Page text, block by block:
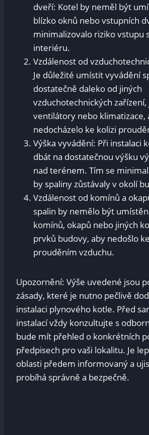
dveří: Kotel by neměl být
blízko oknů nebo vstupních
minimalizovalo riziko vstupu
interiéru.
Vzdálenost od
Je důležité umístit vyvádění
dostatečně daleko od jiných
vzduchotechnických zařízení,
ventilátory nebo klimatizace,
nedocházelo ke kolizi
Výška vyvádění: Při instalaci
dbát na dostatečnou výšku
nad terénem. Tím se
by spaliny zůstávaly v okolí
Vzdálenost od komínů a
spalin by nemělo být
komínů, okapů nebo jiných
prvků budovy, aby nedošlo
prouděním vzduchu.
Upozornění: Výše uvedené jsou
zásady, které je nutno pečlivě
instalaci plynového kotle. Před
instalací vždy konzultujte s
bude mít přehled o konkrétních
předpisech pro vaši lokalitu. Je
oblasti předem informovaný a
probíhá správně a bezpečně.